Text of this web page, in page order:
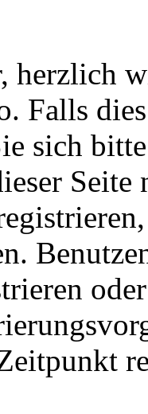
herzlich
Falls
sich
Seite